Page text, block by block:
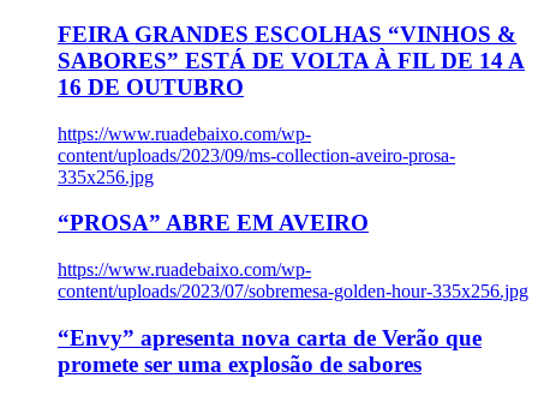
FEIRA GRANDES ESCOLHAS “VINHOS &
SABORES” ESTÁ DE VOLTA À FIL DE 14 A
16 DE OUTUBRO
https://www.ruadebaixo.com/wp-
content/uploads/2023/09/ms-collection-aveiro-prosa-
335x256.jpg
“PROSA” ABRE EM AVEIRO
https://www.ruadebaixo.com/wp-
content/uploads/2023/07/sobremesa-golden-hour-335x256.jpg
“Envy” apresenta nova carta de Verão que
promete ser uma explosão de sabores